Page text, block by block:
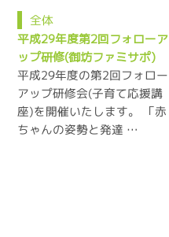
全体
平成29年度第2回フォローア
ップ研修(御坊ファミサポ)
平成29年度の第2回フォロー
アップ研修会(子育て応援講
座)を開催いたします。 「赤
ちゃんの姿勢と発達 …